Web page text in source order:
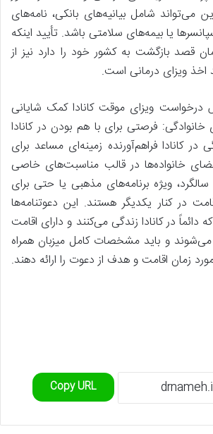
این می‌تواند شامل بیانیه‌های بانکی، نامه‌های
یا بیمه‌های سلامتی باشد. تأیید اینکه
قصد بازگشت به کشور خود را دارد نیز از
اخذ ویزای درمانی است.
درخواست ویزای موقت کانادا کمک شایانی
خانوادگی: فرصتی برای با هم بودن در کانادا
در کانادا فراهم‌آورنده زمینه‌ای مساعد برای
خانواده‌ها در قالب مناسبت‌های خاصی
ویژه برنامه‌های مذهبی یا حتی برای
در کنار یکدیگر هستند. این دعوتنامه‌ها
دائماً در کانادا زندگی می‌کنند و دارای اقامت
و باید مشخصات کامل میزبان همراه
زمان اقامت و هدف از دعوت را ارائه دهند.
Copy URL